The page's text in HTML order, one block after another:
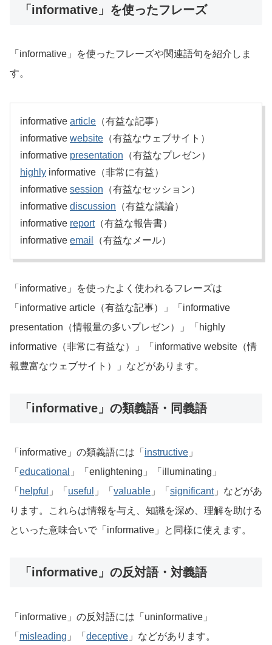
「informative」を使ったフレーズ
「informative」を使ったフレーズや関連語句を紹介しま
す。
informative article （有益な記事）
informative website （有益なウェブサイト）
informative presentation （有益なプレゼン）
highly informative（非常に有益）
informative session （有益なセッション）
informative discussion （有益な議論）
informative report（有益な報告書）
informative email （有益なメール）
「informative」を使ったよく使われるフレーズは
「informative article（有益な記事）」「informative
presentation（情報量の多いプレゼン）」「highly
informative（非常に有益な）」「informative website（情
報豊富なウェブサイト）」などがあります。
「informative」の類義語・同義語
「informative」の類義語には「 instructive 」
「 educational
」「enlightening」「illuminating」
「 helpful 」「 useful 」「 valuable 」「 significant」などがあ
ります。これらは情報を与え、知識を深め、理解を助ける
といった意味合いで「informative」と同様に使えます。
「informative」の反対語・対義語
「informative」の反対語には「uninformative」
「 misleading 」「 deceptive 」などがあります。